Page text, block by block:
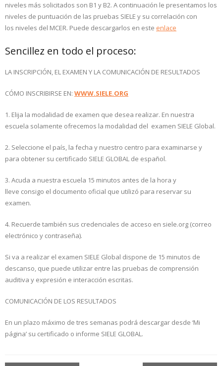
niveles más solicitados son B1 y B2. A continuación le presentamos los
niveles de puntuación de las pruebas SIELE y su correlación con
los niveles del MCER. Puede descargarlos en este enlace
Sencillez en todo el proceso:
LA INSCRIPCIÓN, EL EXAMEN Y LA COMUNICACIÓN DE RESULTADOS
CÓMO INSCRIBIRSE EN: WWW.SIELE.ORG
1. Elija la modalidad de examen que desea realizar. En nuestra
escuela solamente ofrecemos la modalidad del examen SIELE Global.
2. Seleccione el país, la fecha y nuestro centro para examinarse y
para obtener su certificado SIELE GLOBAL de español.
3. Acuda a nuestra escuela 15 minutos antes de la hora y
lleve consigo el documento oficial que utilizó para reservar su
examen.
4. Recuerde también sus credenciales de acceso en siele.org (correo
electrónico y contraseña).
Si va a realizar el examen SIELE Global dispone de 15 minutos de
descanso, que puede utilizar entre las pruebas de comprensión
auditiva y expresión e interacción escritas.
COMUNICACIÓN DE LOS RESULTADOS
En un plazo máximo de tres semanas podrá descargar desde ‘Mi
página’ su certificado o informe SIELE GLOBAL.